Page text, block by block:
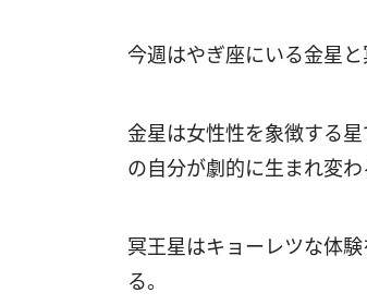
今週はやぎ座にいる金星
金星は女性性を象徴する
の自分が劇的に生まれ変
冥王星はキョーレツな体
る。